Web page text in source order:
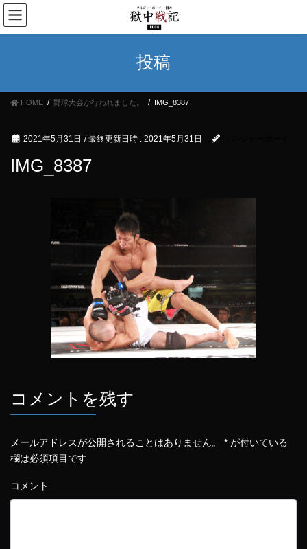
コ
ン
テ
ス
ナ
ビ
ゲ
ン
投稿
HOME 野球大会が行われました。 IMG_8387
2021年5月31日 / 最終更新日時 : 2021年5月31日
IMG_8387
コメントを残す
メールアドレスが公開されることはありません。 * が付いている
欄は必須項目です
コメント